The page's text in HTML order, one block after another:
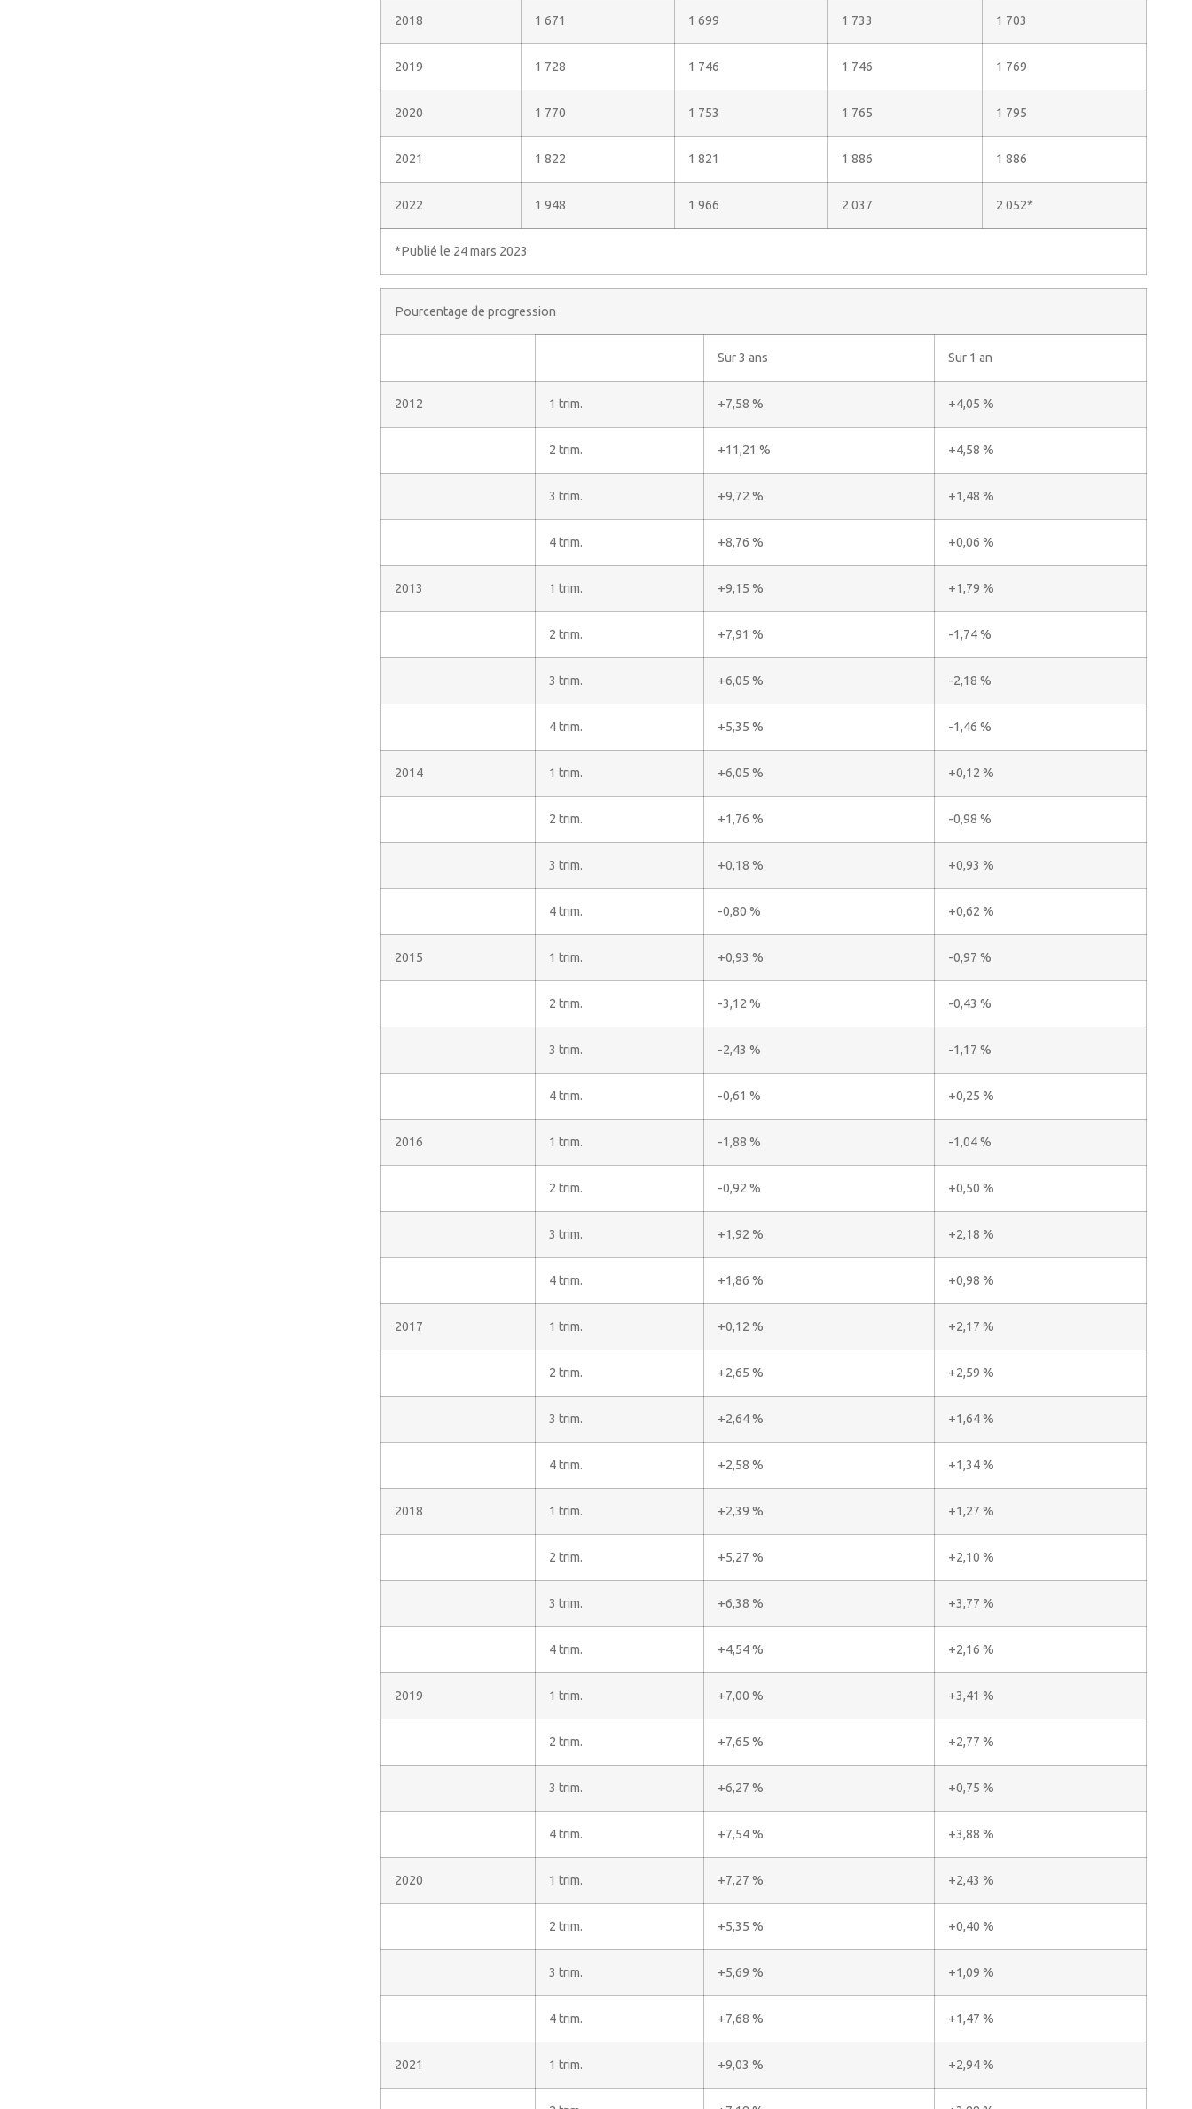
2018 1 671 1 699 1 733 1 703
2019 1 728 1 746 1 746 1 769
2020 1 770 1 753 1 765 1 795
2021 1 822 1 821 1 886 1 886
2022 1 948 1 966 2 037 2 052*
*Publié le 24 mars 2023
Pourcentage de progression
Sur 3 ans Sur 1 an
2012 1 trim. +7,58 % +4,05 %
2 trim. +11,21 % +4,58 %
3 trim. +9,72 % +1,48 %
4 trim. +8,76 % +0,06 %
2013 1 trim. +9,15 % +1,79 %
2 trim. +7,91 % -1,74 %
3 trim. +6,05 % -2,18 %
4 trim. +5,35 % -1,46 %
2014 1 trim. +6,05 % +0,12 %
2 trim. +1,76 % -0,98 %
3 trim. +0,18 % +0,93 %
4 trim. -0,80 % +0,62 %
2015 1 trim. +0,93 % -0,97 %
2 trim. -3,12 % -0,43 %
3 trim. -2,43 % -1,17 %
4 trim. -0,61 % +0,25 %
2016 1 trim. -1,88 % -1,04 %
2 trim. -0,92 % +0,50 %
3 trim. +1,92 % +2,18 %
4 trim. +1,86 % +0,98 %
2017 1 trim. +0,12 % +2,17 %
2 trim. +2,65 % +2,59 %
3 trim. +2,64 % +1,64 %
4 trim. +2,58 % +1,34 %
2018 1 trim. +2,39 % +1,27 %
2 trim. +5,27 % +2,10 %
3 trim. +6,38 % +3,77 %
4 trim. +4,54 % +2,16 %
2019 1 trim. +7,00 % +3,41 %
2 trim. +7,65 % +2,77 %
3 trim. +6,27 % +0,75 %
4 trim. +7,54 % +3,88 %
2020 1 trim. +7,27 % +2,43 %
2 trim. +5,35 % +0,40 %
3 trim. +5,69 % +1,09 %
4 trim. +7,68 % +1,47 %
2021 1 trim. +9,03 % +2,94 %